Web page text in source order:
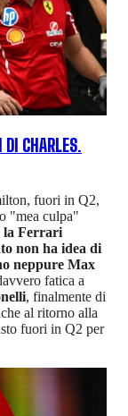
DI CHARLES.
fuori in Q2,
"mea culpa"
la Ferrari
non ha idea di
neppure Max
fatica a
, finalmente di
al ritorno alla
fuori in Q2 per